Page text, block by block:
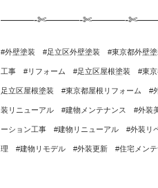
———-✄———-✄———-
#外壁塗装 #足立区外壁塗装 #東京都外壁
工事 #リフォーム #足立区屋根塗装 #東
足立区屋根塗装 #東京都屋根リフォーム #
装リニューアル #建物メンテナンス #外
ーション工事 #建物リニューアル #外装
理 #建物リモデル #外装更新 #住宅メンテ